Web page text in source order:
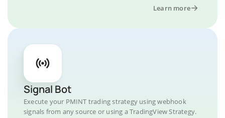
Learn more
Signal Bot
Execute your PMINT trading strategy using webhook
signals from any source or using a TradingView Strategy.